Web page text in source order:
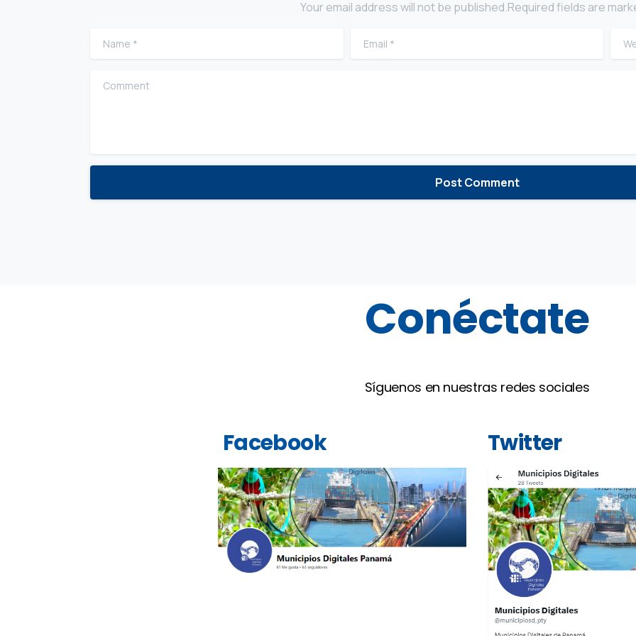
Your email address will not be published.Required fields are
Name
Email
Comment
Conéctate
Síguenos en nuestras redes sociales
Facebook Twitter